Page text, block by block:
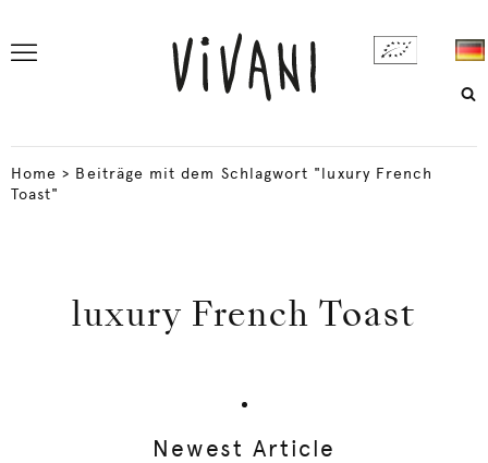
Home > Beiträge mit dem Schlagwort "luxury French
Toast"
luxury French Toast
Newest Article